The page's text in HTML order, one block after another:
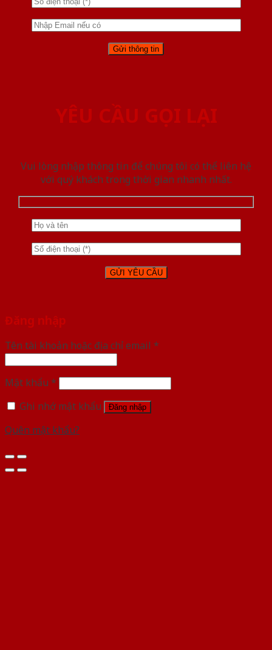
YÊU CẦU GỌI LẠI
Vui lòng nhập thông tin để chúng tôi có thể liên hệ
với quý khách trong thời gian nhanh nhất.
Đăng nhập
Tên tài khoản hoặc địa chỉ email *
Mật khẩu *
Ghi nhớ mật khẩu
Đăng nhập
Quên mật khẩu?